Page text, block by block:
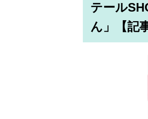
テール
ん」【記